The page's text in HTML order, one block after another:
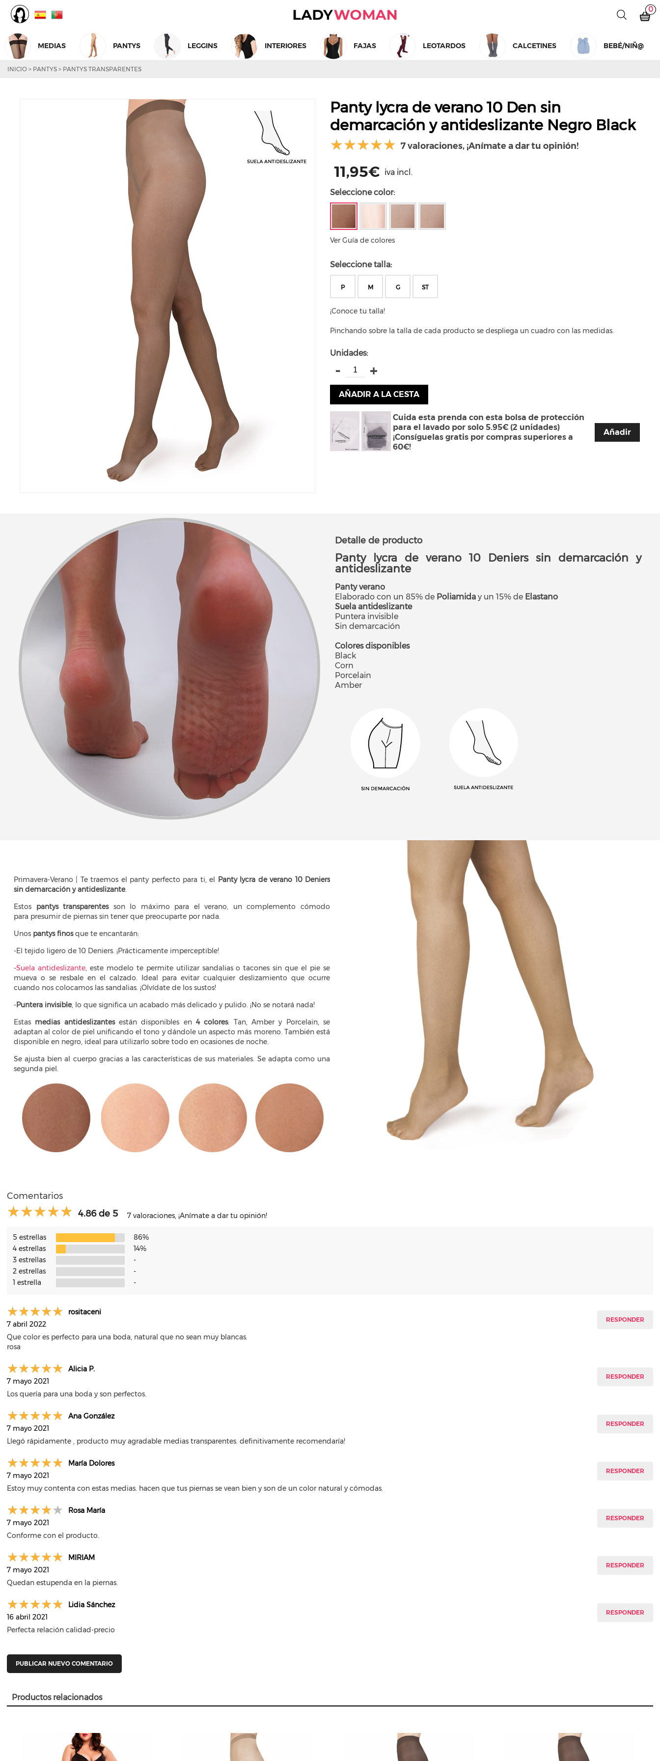
0
MEDIAS PANTYS LEGGINS INTERIORES FAJAS LEOTARDOS CALCETINES BEBÉ/NIÑ@
INICIO > PANTYS > PANTYS TRANSPARENTES
Panty lycra de verano 10 Den sin
demarcación y antideslizante Negro Black
7 valoraciones, ¡Anímate a dar tu opinión!
11,95€ iva incl.
Seleccione color:
Ver Guía de colores
Seleccione talla:
P M G ST
¡Conoce tu talla!
Pinchando sobre la talla de cada producto se despliega un cuadro con las medidas.
Unidades:
- +
AÑADIR A LA CESTA
Cuida esta prenda con esta bolsa de protección
para el lavado por solo 5.95€ (2 unidades)
¡Consíguelas gratis por compras superiores a
60€!
Añadir
Detalle de producto
Panty lycra de verano 10 Deniers sin demarcación y
antideslizante
Panty verano
Elaborado con un 85% de Poliamida y un 15% de Elastano
Suela antideslizante
Puntera invisible
Sin demarcación
Colores disponibles
Black
Corn
Porcelain
Amber
Primavera-Verano | Te traemos el panty perfecto para ti, el Panty lycra de verano 10 Deniers
sin demarcación y antideslizante.
Estos pantys transparentesson lo máximo para el verano, un complemento cómodo
para presumir de piernas sin tener que preocuparte por nada.
Unos pantys finosque te encantarán:
-El tejido ligero de 10 Deniers. ¡Prácticamente imperceptible!
-Suela antideslizante, este modelo te permite utilizar sandalias o tacones sin que el pie se
mueva o se resbale en el calzado. Ideal para evitar cualquier deslizamiento que ocurre
cuando nos colocamos las sandalias. ¡Olvídate de los sustos!
-Puntera invisible, lo que significa un acabado más delicado y pulido. ¡No se notará nada!
Estas medias antideslizantesestán disponibles en4 colores: Tan, Amber y Porcelain, se
adaptan al color de piel unificando el tono y dándole un aspecto más moreno. También está
disponible en negro, ideal para utilizarlo sobre todo en ocasiones de noche.
Se ajusta bien al cuerpo gracias a las características de sus materiales. Se adapta como una
segunda piel.
Comentarios
4.86 de 5
7 valoraciones, ¡Anímate a dar tu opinión!
5 estrellas
86%
4 estrellas
14%
3 estrellas
-
2 estrellas
-
1 estrella
-
rositaceni
7 abril 2022
Que color es perfecto para una boda, natural que no sean muy blancas.
rosa
RESPONDER
Alicia P.
7 mayo 2021
Los quería para una boda y son perfectos.
RESPONDER
Ana González
7 mayo 2021
Llegó rápidamente , producto muy agradable medias transparentes. definitivamente recomendaría!
RESPONDER
María Dolores
7 mayo 2021
Estoy muy contenta con estas medias. hacen que tus piernas se vean bien y son de un color natural y cómodas.
RESPONDER
Rosa María
7 mayo 2021
Conforme con el producto.
RESPONDER
MIRIAM
7 mayo 2021
Quedan estupenda en la piernas.
RESPONDER
Lidia Sánchez
16 abril 2021
Perfecta relación calidad-precio
RESPONDER
PUBLICAR NUEVO COMENTARIO
Productos relacionados